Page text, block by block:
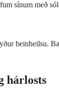
sínum með
beinheilsu.
hárlosts